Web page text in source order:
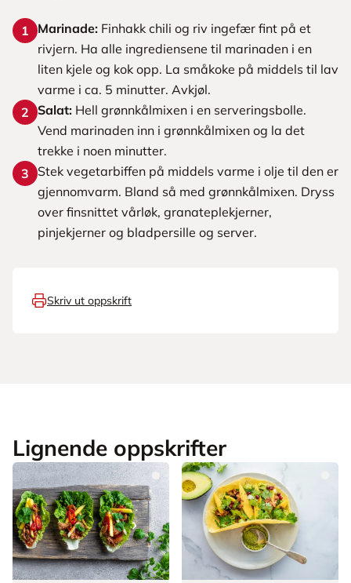
1 Marinade: Finhakk chili og riv ingefær fint på et
rivjern. Ha alle ingrediensene til marinaden i en
liten kjele og kok opp. La småkoke på middels til lav
varme i ca. 5 minutter. Avkjøl.
2 Salat: Hell grønnkålmixen i en serveringsbolle.
Vend marinaden inn i grønnkålmixen og la det
trekke i noen minutter.
3
Stek vegetarbiffen på middels varme i olje til den er
gjennomvarm. Bland så med grønnkålmixen. Dryss
over finsnittet vårløk, granateplekjerner,
pinjekjerner og bladpersille og server.
Skriv ut oppskrift
Lignende oppskrifter